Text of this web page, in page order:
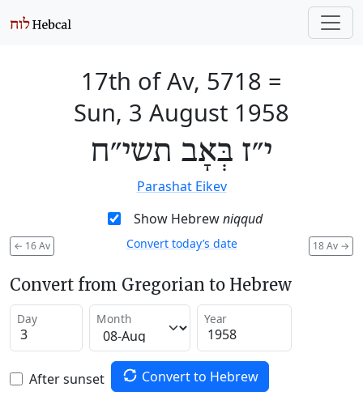
17th of Av, 5718 =
Sun, 3 August 1958
י״ז בְּאָב תשי״ח
Parashat Eikev
Show Hebrewniqqud
← 16 Av 18 Av →
Convert today’s date
Convert from Gregorian to Hebrew
Day Month Year
After sunset Convert to Hebrew